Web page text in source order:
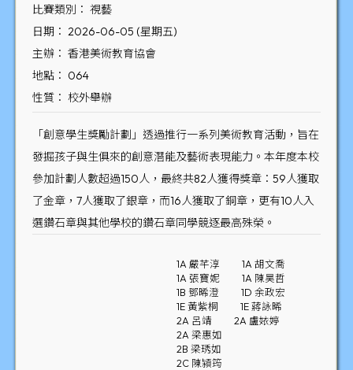
比賽類別： 視藝
日期： 2026-06-05 (星期五)
主辦： 香港美術教育協會
地點： 064
性質： 校外舉辦
「創意學生獎勵計劃」透過推行一系列美術教育活動，旨在
發掘孩子與生俱來的創意潛能及藝術表現能力。本年度本校
參加計劃人數超過150人，最終共82人獲得獎章：59人獲取
了金章，7人獲取了銀章，而16人獲取了銅章，更有10人入
選鑽石章與其他學校的鑽石章同學競逐最高殊榮。
1A 嚴芊淳
1A 胡文喬
1A 張寶妮
1A 陳昊哲
1B 鄧晞澄
1D 余政宏
1E 黃紫桐
1E 蔣詠晞
2A 呂靖
2A 盧㛄婷
2A 梁惠如
2B 梁琇如
2C 陳潁筠